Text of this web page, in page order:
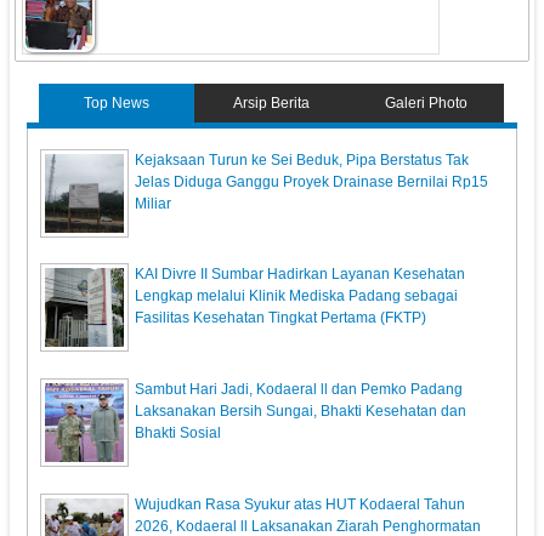
Top News Arsip Berita Galeri Photo
Kejaksaan Turun ke Sei Beduk, Pipa Berstatus Tak
Jelas Diduga Ganggu Proyek Drainase Bernilai Rp15
Miliar
KAI Divre II Sumbar Hadirkan Layanan Kesehatan
Lengkap melalui Klinik Mediska Padang sebagai
Fasilitas Kesehatan Tingkat Pertama (FKTP)
Sambut Hari Jadi, Kodaeral ll dan Pemko Padang
Laksanakan Bersih Sungai, Bhakti Kesehatan dan
Bhakti Sosial
Wujudkan Rasa Syukur atas HUT Kodaeral Tahun
2026, Kodaeral ll Laksanakan Ziarah Penghormatan